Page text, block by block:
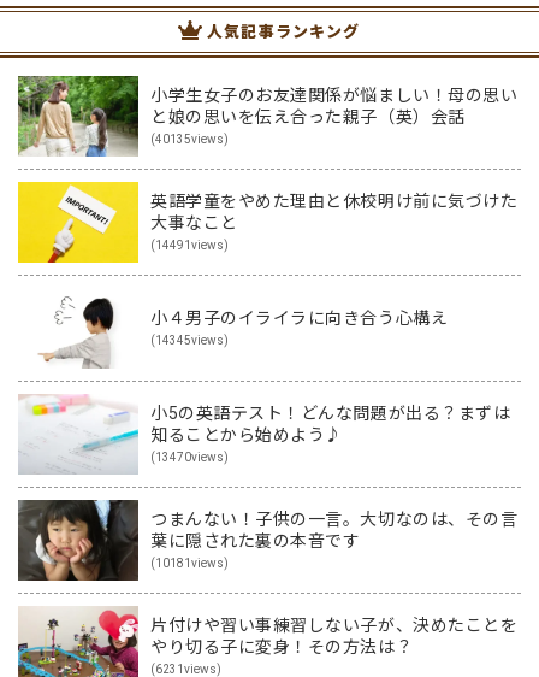
人気記事ランキング
小学生女子のお友達関係が悩ましい！母の思い
と娘の思いを伝え合った親子（英）会話
(40135views)
英語学童をやめた理由と休校明け前に気づけた
大事なこと
(14491views)
小４男子のイライラに向き合う心構え
(14345views)
小5の英語テスト！どんな問題が出る？まずは
知ることから始めよう♪
(13470views)
つまんない！子供の一言。大切なのは、その言
葉に隠された裏の本音です
(10181views)
片付けや習い事練習しない子が、決めたことを
やり切る子に変身！その方法は？
(6231views)